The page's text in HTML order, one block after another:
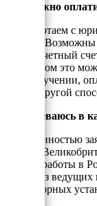
Как можно
Мы работаем с
России.
(на рассчетный
енеджером это
при получении,
любой другой
Я сомневаюсь в
С уверенностью
Wilson
годами работы в
одним из
генераторных